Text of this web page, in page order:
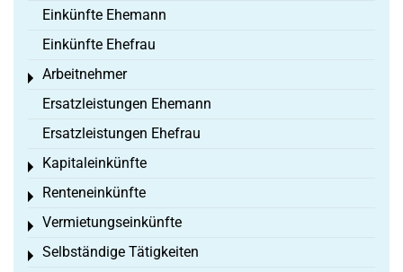
Einkünfte Ehemann
Einkünfte Ehefrau
Arbeitnehmer
Toggle menu
Ersatzleistungen Ehemann
Ersatzleistungen Ehefrau
Kapitaleinkünfte
Toggle menu
Renteneinkünfte
Toggle menu
Vermietungseinkünfte
Toggle menu
Selbständige Tätigkeiten
Toggle menu